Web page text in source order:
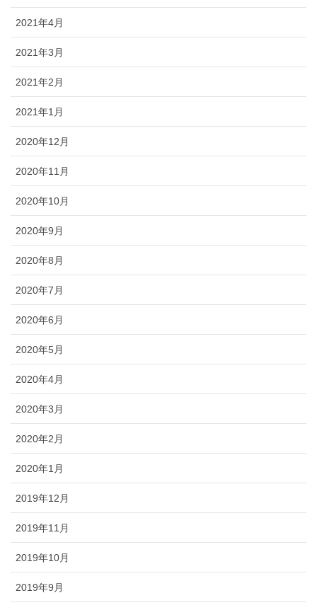
2021年4月
2021年3月
2021年2月
2021年1月
2020年12月
2020年11月
2020年10月
2020年9月
2020年8月
2020年7月
2020年6月
2020年5月
2020年4月
2020年3月
2020年2月
2020年1月
2019年12月
2019年11月
2019年10月
2019年9月